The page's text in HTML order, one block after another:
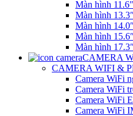
Màn hình 11.6″
Màn hình 13.3″
Màn hình 14.0″
Màn hình 15.6″
Màn hình 17.3″
CAMERA
CAMERA WIFI &
Camera WiFi
Camera WiFi
Camera WiFi
Camera WiFi